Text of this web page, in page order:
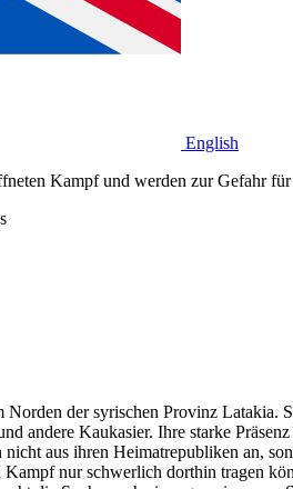
English
Kampf und werden zur Gefahr
der syrischen Provinz
andere Kaukasier. Ihre starke
aus ihren Heimatrepubliken an,
nur schwerlich dorthin tragen